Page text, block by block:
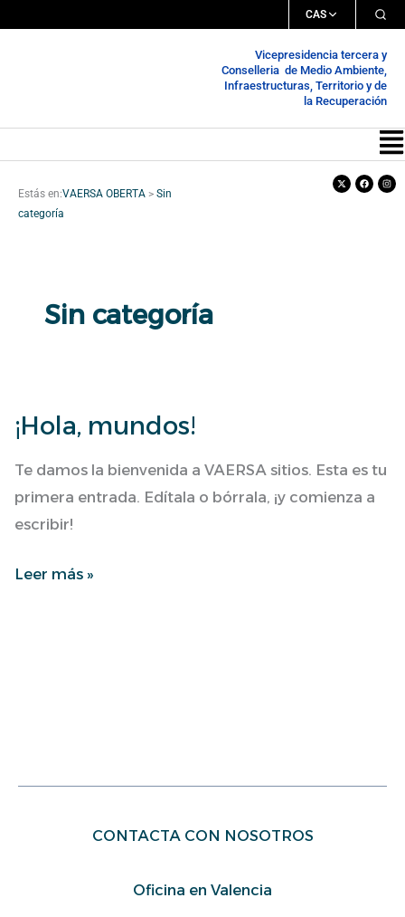
CAS
Vicepresidencia tercera y
Conselleria de Medio Ambiente,
Infraestructuras, Territorio y de
la Recuperación
Estás en:VAERSA OBERTA > Sin
categoría
X-
twitter
Facebook
Sin categoría
¡Hola, mundos!
Te damos la bienvenida a VAERSA sitios. Esta es tu
primera entrada. Edítala o bórrala, ¡y comienza a
escribir!
¡Hola,
Leer más »
CONTACTA CON NOSOTROS
Oficina en Valencia